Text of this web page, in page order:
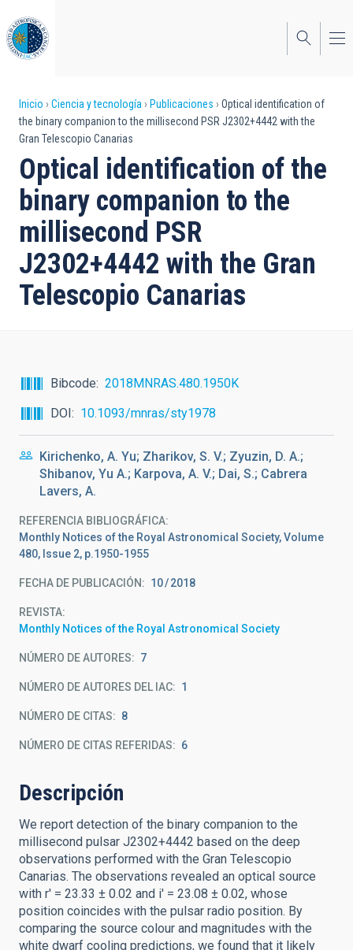
al
contenido
principal
Sobrescribir
enlaces
de
ayuda
a
la
navegación
Inicio Ciencia y tecnología Publicaciones
Optical identification of
the binary companion to the millisecond PSR J2302+4442 with the
Gran Telescopio Canarias
Optical identification of the
binary companion to the
millisecond PSR
J2302+4442 with the Gran
Telescopio Canarias
Bibcode
2018MNRAS.480.1950K
DOI
10.1093/mnras/sty1978
Kirichenko, A. Yu; Zharikov, S. V.; Zyuzin, D. A.;
Shibanov, Yu A.; Karpova, A. V.; Dai, S.; Cabrera
Lavers, A.
REFERENCIA BIBLIOGRÁFICA
Monthly Notices of the Royal Astronomical Society, Volume
480, Issue 2, p.1950-1955
FECHA DE PUBLICACIÓN: 10 2018
REVISTA
Monthly Notices of the Royal Astronomical Society
NÚMERO DE AUTORES 7
NÚMERO DE AUTORES DEL IAC 1
NÚMERO DE CITAS 8
NÚMERO DE CITAS REFERIDAS 6
Descripción
We report detection of the binary companion to the
millisecond pulsar J2302+4442 based on the deep
observations performed with the Gran Telescopio
Canarias. The observations revealed an optical source
with r' = 23.33 ± 0.02 and i' = 23.08 ± 0.02, whose
position coincides with the pulsar radio position. By
comparing the source colour and magnitudes with the
white dwarf cooling predictions, we found that it likely